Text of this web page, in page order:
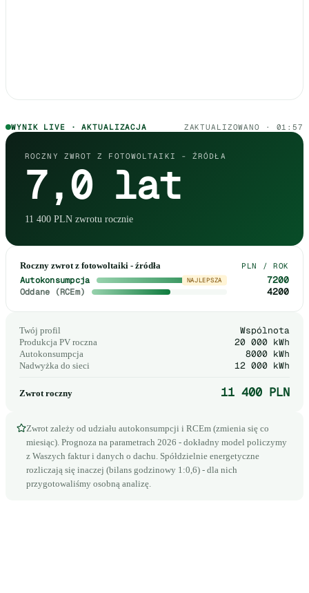
Wynik kalkulatora
WYNIK LIVE · AKTUALIZACJA ZAKTUALIZOWANO · 01:57
ROCZNY ZWROT Z FOTOWOLTAIKI - ŹRÓDŁA
7,0 lat
11 400 PLN zwrotu rocznie
Roczny zwrot z fotowoltaiki - źródła PLN / ROK
Autokonsumpcja 7200
Oddane (RCEm) 4200
Twój profil Wspólnota
Produkcja PV roczna 20 000 kWh
Autokonsumpcja 8000 kWh
Nadwyżka do sieci 12 000 kWh
Zwrot roczny 11 400 PLN
Zwrot zależy od udziału autokonsumpcji i RCEm (zmienia się co
miesiąc). Prognoza na parametrach 2026 - dokładny model policzymy
z Waszych faktur i danych o dachu. Spółdzielnie energetyczne
rozliczają się inaczej (bilans godzinowy 1:0,6) - dla nich
przygotowaliśmy osobną analizę.